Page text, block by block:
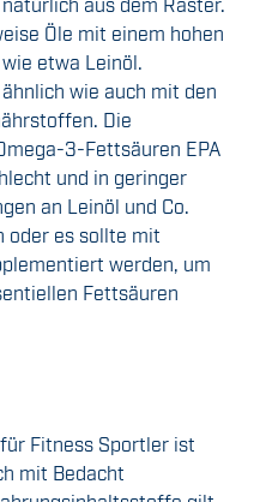
Öle mit einem hohen
etwa Leinöl.
wie auch mit den
Die
3-Fettsäuren EPA
und in geringer
an Leinöl und Co.
oder es sollte mit
werden, um
Fettsäuren
Fitness Sportler ist
mit Bedacht